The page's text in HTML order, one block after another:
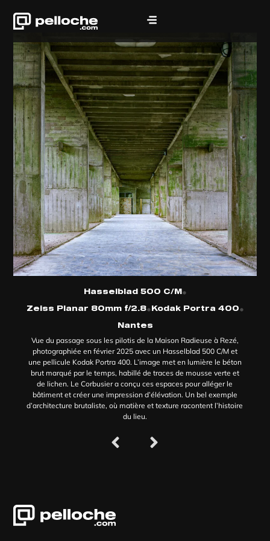
Hasselblad 500 C/M•
Zeiss Planar 80mm f/2.8•Kodak Portra 400•
Nantes
Vue du passage sous les pilotis de la Maison Radieuse à Rezé,
photographiée en février 2025 avec un Hasselblad 500 C/M et
une pellicule Kodak Portra 400. L’image met en lumière le béton
brut marqué par le temps, habillé de traces de mousse verte et
de lichen. Le Corbusier a conçu ces espaces pour alléger le
bâtiment et créer une impression d’élévation. Un bel exemple
d’architecture brutaliste, où matière et texture racontent l’histoire
du lieu.